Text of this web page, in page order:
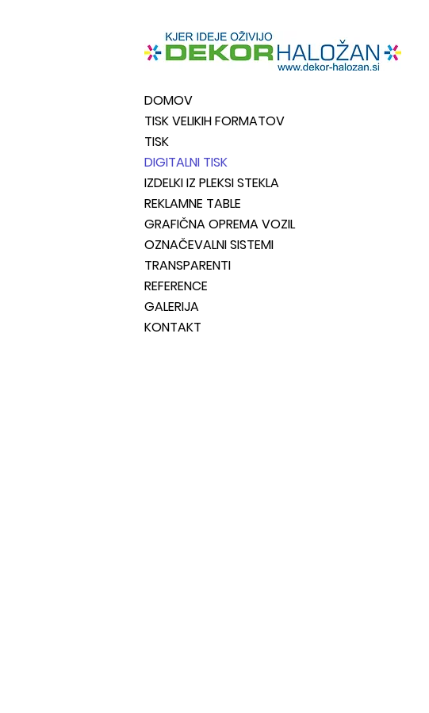
DOMOV
TISK VELIKIH FORMATOV
TISK
DIGITALNI TISK
IZDELKI IZ PLEKSI STEKLA
REKLAMNE TABLE
GRAFIČNA OPREMA VOZIL
OZNAČEVALNI SISTEMI
TRANSPARENTI
REFERENCE
GALERIJA
KONTAKT